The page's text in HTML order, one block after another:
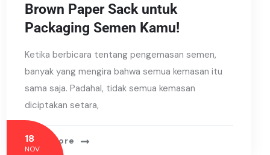
Brown Paper Sack untuk
Packaging Semen Kamu!
Ketika berbicara tentang pengemasan semen,
banyak yang mengira bahwa semua kemasan itu
sama saja. Padahal, tidak semua kemasan
diciptakan setara,
Read More
18
NOV